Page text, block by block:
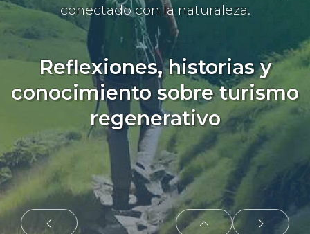
conectado con la naturaleza.
Reflexiones, historias y
conocimiento sobre turismo
regenerativo